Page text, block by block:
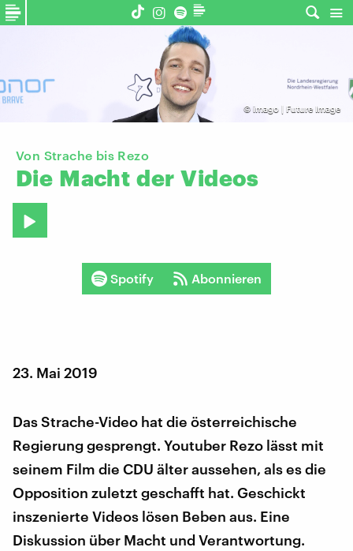
© imago | Future Image
Von Strache bis Rezo
Die Macht der Videos
Spotify Abonnieren
23. Mai 2019
Das Strache-Video hat die österreichische
Regierung gesprengt. Youtuber Rezo lässt mit
seinem Film die CDU älter aussehen, als es die
Opposition zuletzt geschafft hat. Geschickt
inszenierte Videos lösen Beben aus. Eine
Diskussion über Macht und Verantwortung.